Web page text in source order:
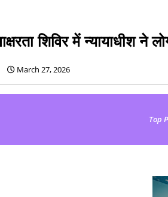
शिविर में न्यायाधीश ने
March 27, 2026
Top